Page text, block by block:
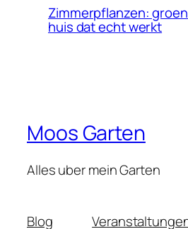
Zimmerpflanzen:
huis dat echt werkt
Moos Garten
Alles uber mein Garten
Blog